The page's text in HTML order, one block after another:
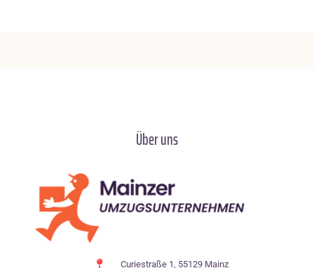
Über uns
Curiestraße 1, 55129 Mainz